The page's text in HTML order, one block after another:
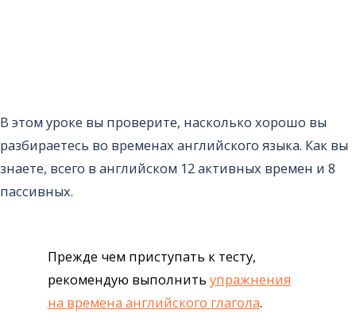
В этом уроке вы проверите, насколько хорошо вы
разбираетесь во временах английского языка. Как вы
знаете, всего в английском 12 активных времен и 8
пассивных.
Прежде чем приступать к тесту,
рекомендую выполнить упражнения
на времена английского глагола.